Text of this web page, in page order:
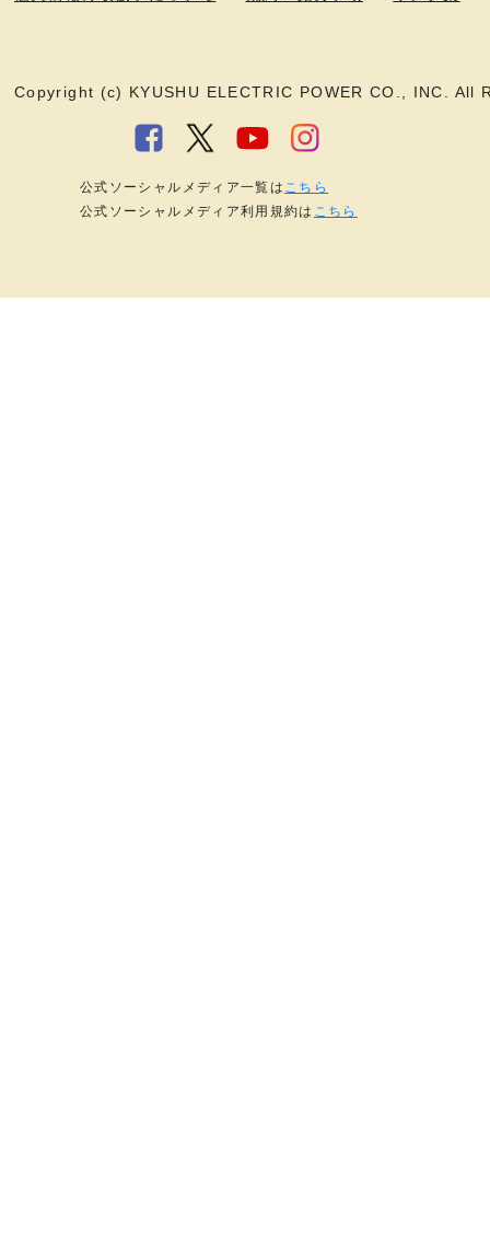
Copyright (c) KYUSHU ELECTRIC POWER CO., INC. All
公式ソーシャルメディア一覧は こちら
公式ソーシャルメディア利用規約は こちら